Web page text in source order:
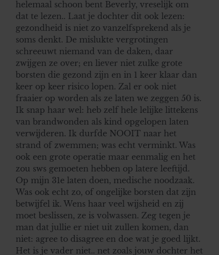
helemaal schoon bent Beverly, vreselijk om
dat te lezen.. Laat je dochter dit ook lezen:
gezondheid is niet zo vanzelfsprekend als je
soms denkt. De mislukte vergrotingen
schreeuwt niemand van de daken, daar
zwijgen ze over; en liever niet zulke grote
borsten die gezond zijn en in 1 keer klaar dan
keer op keer risico lopen. Zal er ook niet
fraaier op worden als ze laten we zeggen 50 is.
Ik snap haar wel: heb zelf hele lelijke littekens
van brandwonden als kind opgelopen laten
verwijderen. Ik durfde NOOIT naar het
strand of zwemmen; was echt verminkt. Was
ook een grote operatie maar eenmalig en het
zou sws gemoeten hebben op latere leeftijd.
Op mijn 31e laten doen, medische noodzaak.
Was ook echt zo, of ongelijke borsten dat zijn
betwijfel ik. Wens haar veel wijsheid en zij
moet beslissen, ze is volwassen. Zeg tegen je
man dat jullie er niet uit zullen komen, dan
niet: agree to disagree en doe wat je goed lijkt.
Het is je vader niet.. net zoals jouw dochter het